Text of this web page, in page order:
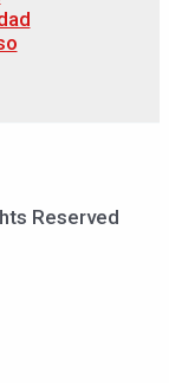
Reserved